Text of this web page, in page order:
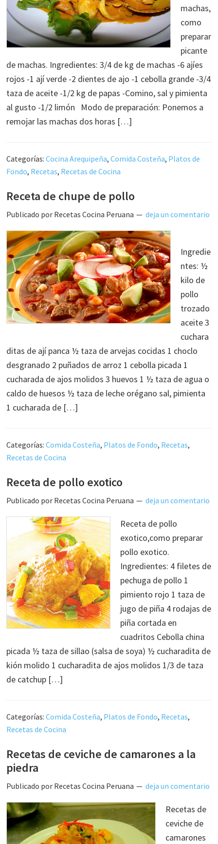
machas,
como
preparar
picante
de machas. Ingredientes: 3/4 de kg de machas -6 ajíes
rojos -1 ají verde -2 dientes de ajo -1 cebolla grande -3/4
taza de aceite -1/2 kg de papas -Comino, sal y pimienta
al gusto -1/2 limón Modo de preparación: Ponemos a
remojar las machas dos horas […]
Categorías:Cocina Arequipeña,Comida Costeña, Platos de
Fondo, Recetas, Recetas de Cocina
Receta de chupe de pollo
Publicado por Recetas Cocina Peruana deja un comentario
Ingredie
ntes: ½
kilo de
pollo
trozado
aceite 3
cuchara
ditas de ají panca ½ taza de arvejas cocidas 1 choclo
desgranado 2 puñados de arroz 1 cebolla picada 1
cucharada de ajos molidos 3 huevos 1 ½ taza de agua o
caldo de huesos ½ taza de leche orégano sal, pimienta
1 cucharada de […]
Categorías:Comida Costeña, Platos de Fondo, Recetas,
Recetas de Cocina
Receta de pollo exotico
Publicado por Recetas Cocina Peruana deja un comentario
Receta de pollo
exotico,como preparar
pollo exotico.
Ingredientes: 4 filetes de
pechuga de pollo 1
pimiento rojo 1 taza de
jugo de piña 4 rodajas de
piña cortada en
cuadritos Cebolla china
picada ½ taza de sillao (salsa de soya) ½ cucharadita de
kión molido 1 cucharadita de ajos molidos 1/3 de taza
de catchup […]
Categorías:Comida Costeña, Platos de Fondo, Recetas,
Recetas de Cocina
Recetas de ceviche de camarones a la
piedra
Publicado por Recetas Cocina Peruana deja un comentario
Recetas de
ceviche de
camarones